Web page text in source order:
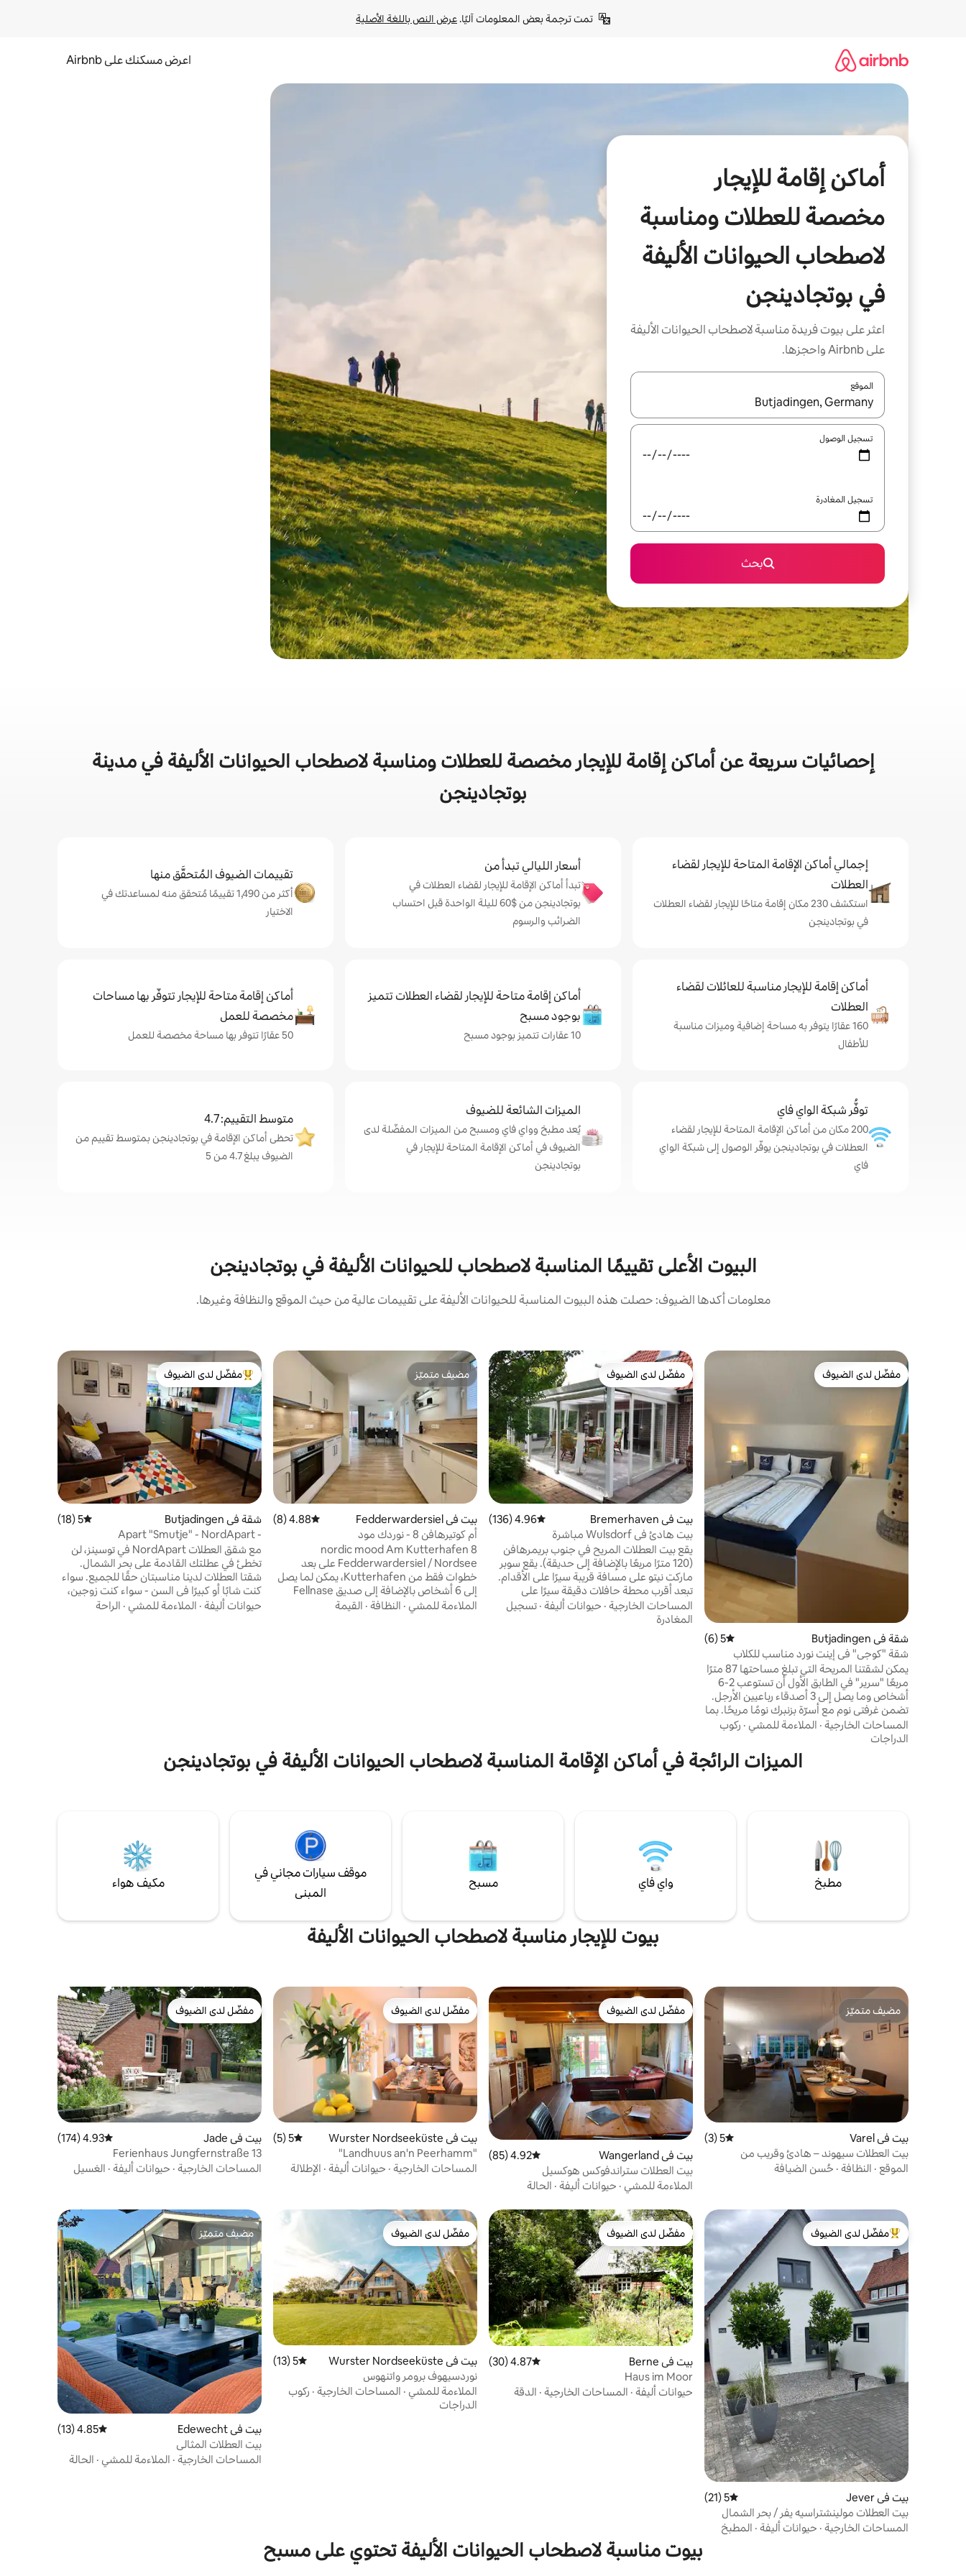
تمت ترجمة بعض المعلومات آليًا. عرض النص باللغة الأصلية
اعرض مسكنك على Airbnb
أماكن إقامة للإيجار
مخصصة للعطلات ومناسبة
لاصطحاب الحيوانات الأليفة
في بوتجادينجن
اعثر على بيوت فريدة مناسبة لاصطحاب الحيوانات الأليفة
على Airbnb واحجزها.
الموقع
عند توفر النتائج، انتقل باستخدام السهمين لأعلى ولأسفل أو استكشف عن طريق اللمس أو السحب.
تسجيل الوصول
تسجيل المغادرة
بحث
إحصائيات سريعة عن أماكن إقامة للإيجار مخصصة للعطلات ومناسبة لاصطحاب الحيوانات الأليفة في مدينة
بوتجادينجن
إجمالي أماكن الإقامة المتاحة للإيجار لقضاء
العطلات
استكشف 230 مكان إقامة متاحًا للإيجار لقضاء العطلات
في بوتجادينجن
أسعار الليالي تبدأ من
تبدأ أماكن الإقامة للإيجار لقضاء العطلات في
بوتجادينجن من $‏60 لليلة الواحدة قبل احتساب
الضرائب والرسوم
تقييمات الضيوف المُتحقَّق منها
أكثر من 1,490 تقييمًا مُتحقق منه لمساعدتك في
الاختيار
أماكن إقامة للإيجار مناسبة للعائلات لقضاء
العطلات
160 عقارًا يتوفر به مساحة إضافية وميزات مناسبة
للأطفال
أماكن إقامة متاحة للإيجار لقضاء العطلات تتميز
بوجود مسبح
10 عقارات تتميز بوجود مسبح
أماكن إقامة متاحة للإيجار تتوفّر بها مساحات
مخصصة للعمل
50 عقارًا تتوفر بها مساحة مخصصة للعمل
توفُّر شبكة الواي فاي
200 مكان من أماكن الإقامة المتاحة للإيجار لقضاء
العطلات في بوتجادينجن يوفّر الوصول إلى شبكة الواي
فاي
الميزات الشائعة للضيوف
يُعد مطبخ وواي فاي ومسبح من الميزات المفضّلة لدى
الضيوف في أماكن الإقامة المتاحة للإيجار في
بوتجادينجن
متوسط التقييم: 4.7
تحظى أماكن الإقامة في بوتجادينجن بمتوسط تقييم من
الضيوف يبلغ 4.7 من 5
البيوت الأعلى تقييمًا المناسبة لاصطحاب للحيوانات الأليفة في بوتجادينجن
معلومات أكدها الضيوف: حصلت هذه البيوت المناسبة للحيوانات الأليفة على تقييمات عالية من حيث الموقع والنظافة وغيرها.
مفضّل لدى الضيوف
مفضّل لدى الضيوف
شقة في Butjadingen متوسط التقييم 5 من 5، 6 مراجعات
5 (6)
شقة "كوجي" في إينت نورد مناسب للكلاب
يمكن لشقتنا المريحة التي تبلغ مساحتها 87 مترًا
مربعًا "سرير" في الطابق الأول أن تستوعب 2-6
أشخاص وما يصل إلى 3 أصدقاء رباعيين الأرجل.
تضمن غرفتي نوم مع أسرّة بزنبرك نومًا مريحًا. بما
في ذلك أغطية السرير والمناشف يوفر المطبخ
المجهز تجهيزًا كاملاً والذي يتمتع بإطلالات رائعة
على الحقول المحيطة مساحة لتجارب طهي
لطيفة معًا. تحتوي غرفة المعيشة على منطقة
المساحات الخارجية · الملاءمة للمشي · ركوب
الدراجات
مفضّل لدى الضيوف
مفضّل لدى الضيوف
بيت في Bremerhaven متوسط التقييم 4.96 من 5، 136 مراجعات
4.96 (136)
بيت هادئ في Wulsdorf مباشرة
يقع بيت العطلات المريح في جنوب بريمرهافن
(120 مترًا مربعًا بالإضافة إلى حديقة). يقع سوبر
ماركت نيتو على مسافة قريبة سيرًا على الأقدام.
تبعد أقرب محطة حافلات دقيقة سيرًا على
الأقدام، وتبعد محطة فولسدورف 5 دقائق سيرًا
على الأقدام. يمكن الوصول إلى وسط مدينة
المساحات الخارجية · حيوانات أليفة · تسجيل
المغادرة
مضيف متميّز
مضيف متميّز
بيت في Fedderwardersiel متوسط التقييم 4.88 من 5، 8 مراجعات
4.88 (8)
أم كوتيرهافن 8 - نوردك مود
nordic mood Am Kutterhafen 8
Fedderwardersiel / Nordsee على بعد
خطوات فقط من Kutterhafen، يمكن لما يصل
إلى 6 أشخاص بالإضافة إلى صديق Fellnase
حمام أنيق مع ساونا وحوض استحمام ومنطقة
الملاءمة للمشي · النظافة · القيمة
من أبرز البيوت المفضّلة لدى الضيوف
مفضّل لدى الضيوف
شقة في Butjadingen متوسط التقييم 5 من 5، 18 مراجعات
5 (18)
Apart "Smutje" - NordApart -
Butjadingen
مع شقق العطلات NordApart في توسينز، لن
تخطئ في عطلتك القادمة على بحر الشمال.
شقتا العطلات لدينا مناسبتان حقًا للجميع. سواء
كنت شابًا أو كبيرًا في السن - سواء كنت زوجين،
مع طفل أو بمفردك. ستكون إقامتكم على ساحل
حيوانات أليفة · الملاءمة للمشي · الراحة
الميزات الرائجة في أماكن الإقامة المناسبة لاصطحاب الحيوانات الأليفة في بوتجادينجن
مطبخ واي فاي مسبح
موقف سيارات مجاني في
المبنى
مكيف هواء
بيوت للإيجار مناسبة لاصطحاب الحيوانات الأليفة
مضيف متميّز
مضيف متميّز
بيت في Varel متوسط التقييم 5 من 5، 3 مراجعات
5 (3)
بيت العطلات سيهوند – هادئ وقريب من
الشاطئ
الموقع · النظافة · حُسن الضيافة
مفضّل لدى الضيوف
مفضّل لدى الضيوف
بيت في Wangerland متوسط التقييم 4.92 من 5، 85 مراجعات
4.92 (85)
بيت العطلات ستراندفوكس هوكسيل
الملاءمة للمشي · حيوانات أليفة · الحالة
مفضّل لدى الضيوف
مفضّل لدى الضيوف
بيت في Wurster Nordseeküste متوسط التقييم 5 من 5، 5 مراجعات
5 (5)
"Landhuus an'n Peerhamm"
المساحات الخارجية · حيوانات أليفة · الإطلالة
مفضّل لدى الضيوف
مفضّل لدى الضيوف
بيت في Jade متوسط التقييم 4.93 من 5، 174 مراجعات
4.93 (174)
Ferienhaus Jungfernstraße 13
المساحات الخارجية · حيوانات أليفة · الغسيل
من أبرز البيوت المفضّلة لدى الضيوف
مفضّل لدى الضيوف
بيت في Jever متوسط التقييم 5 من 5، 21 مراجعات
5 (21)
بيت العطلات مولينشتراسيه يفر / بحر الشمال
المساحات الخارجية · حيوانات أليفة · المطبخ
مفضّل لدى الضيوف
مفضّل لدى الضيوف
بيت في Berne متوسط التقييم 4.87 من 5، 30 مراجعات
4.87 (30)
Haus im Moor
حيوانات أليفة · المساحات الخارجية · الدقة
مفضّل لدى الضيوف
مفضّل لدى الضيوف
بيت في Wurster Nordseeküste متوسط التقييم 5 من 5، 13 مراجعات
5 (13)
نوردسيهوف برومر واتنهوس
الملاءمة للمشي · المساحات الخارجية · ركوب
الدراجات
مضيف متميّز
مضيف متميّز
بيت في Edewecht متوسط التقييم 4.85 من 5، 13 مراجعات
4.85 (13)
بيت العطلات المثالي
المساحات الخارجية · الملاءمة للمشي · الحالة
بيوت مناسبة لاصطحاب الحيوانات الأليفة تحتوي على مسبح